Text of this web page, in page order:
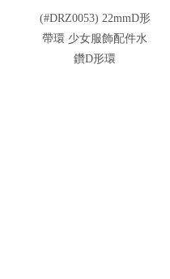
(#DRZ0053) 22mmD形
帶環 少女服飾配件水
鑽D形環